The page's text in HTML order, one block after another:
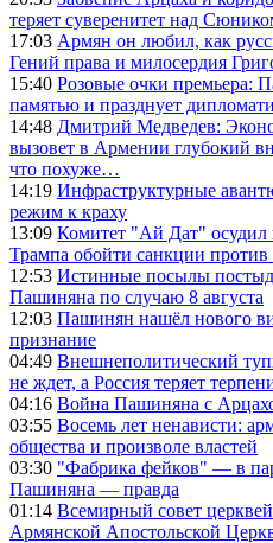
теряет суверенитет над
17:03 Армян он любил, как
Гений права и милосердия
15:40 Розовые очки премьера:
памятью и празднует
14:48 Дмитрий Медведев:
вызовет в Армении глубокий
что похуже…
14:19 Инфраструктурные
режим к краху
13:09 Комитет "Ай Дат" осудил
Трампа обойти санкции против
12:53 Истинные посылы
Пашиняна по случаю 8 августа
12:03 Пашинян нашёл нового
признание
04:49 Внешнеполитический
не ждет, а Россия теряет
04:16 Война Пашиняна с
03:55 Восемь лет ненависти:
общества и произволе властей
03:30 "Фабрика фейков" — в
Пашиняна — правда
01:14 Всемирный совет
Армянской Апостольской